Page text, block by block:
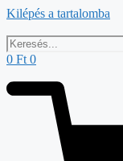
Kilépés a tartalomba
0 Ft 0